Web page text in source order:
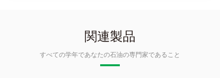
関連製品
すべての学年であなたの石油の専門家であること